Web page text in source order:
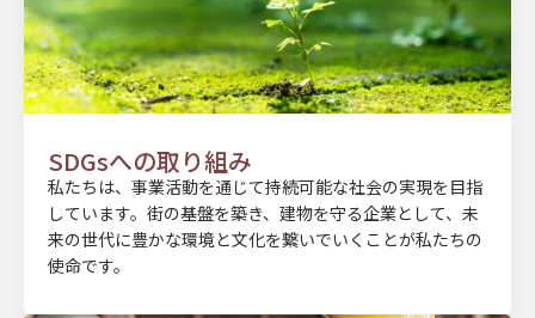
SDGsへの取り組み
私たちは、事業活動を通じて持続可能な社会の実現を目指
しています。街の基盤を築き、建物を守る企業として、未
来の世代に豊かな環境と文化を繋いでいくことが私たちの
使命です。